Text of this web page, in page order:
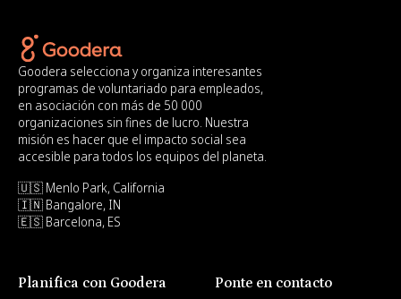
Goodera selecciona y organiza interesantes
programas de voluntariado para empleados,
en asociación con más de 50 000
organizaciones sin fines de lucro. Nuestra
misión es hacer que el impacto social sea
accesible para todos los equipos del planeta.
🇺🇸 Menlo Park, California
🇮🇳 Bangalore, IN
🇪🇸 Barcelona, ES
Planifica con Goodera Ponte en contacto